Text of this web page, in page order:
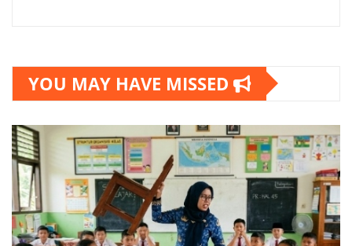
YOU MAY HAVE MISSED